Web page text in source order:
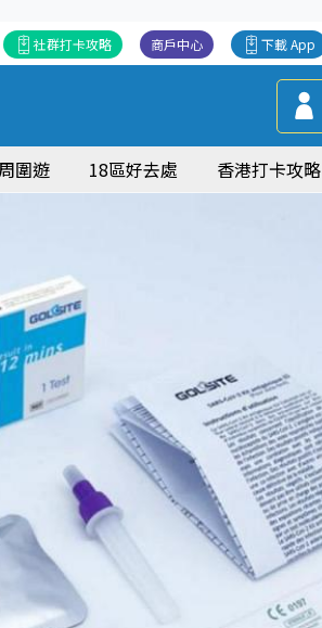
下載 App
商戶中心
社群打卡攻略
圍遊 18區好去處 香港打卡攻略